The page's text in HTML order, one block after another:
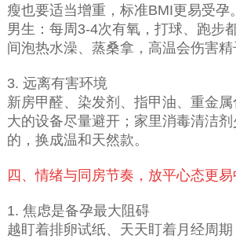
瘦也要适当增重，标准BMI更易受孕。
男生：每周3-4次有氧，打球、跑步
间泡热水澡、蒸桑拿，高温会伤害精
3. 远离有害环境
新房甲醛、染发剂、指甲油、重金
大的设备尽量避开；家里消毒清洁
的，换成温和天然款。
四、情绪与同房节奏，放平心态更易
1. 焦虑是备孕最大阻碍
越盯着排卵试纸、天天盯着月经周